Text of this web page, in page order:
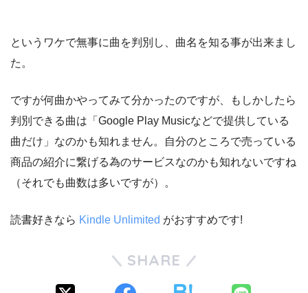
というワケで無事に曲を判別し、曲名を知る事が出来まし
た。
ですが何曲かやってみて分かったのですが、もしかしたら
判別できる曲は「Google Play Musicなどで提供している
曲だけ」なのかも知れません。自分のところで売っている
商品の紹介に繋げる為のサービスなのかも知れないですね
（それでも曲数は多いですが）。
読書好きなら Kindle Unlimited がおすすめです!
SHARE